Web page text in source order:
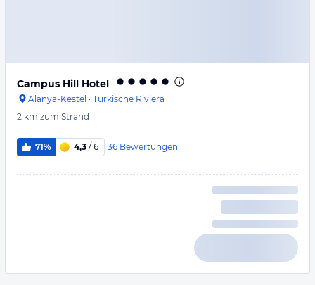
Campus Hill Hotel
Alanya-Kestel · Türkische Riviera
2 km zum Strand
71% 4,3 / 6 36 Bewertungen